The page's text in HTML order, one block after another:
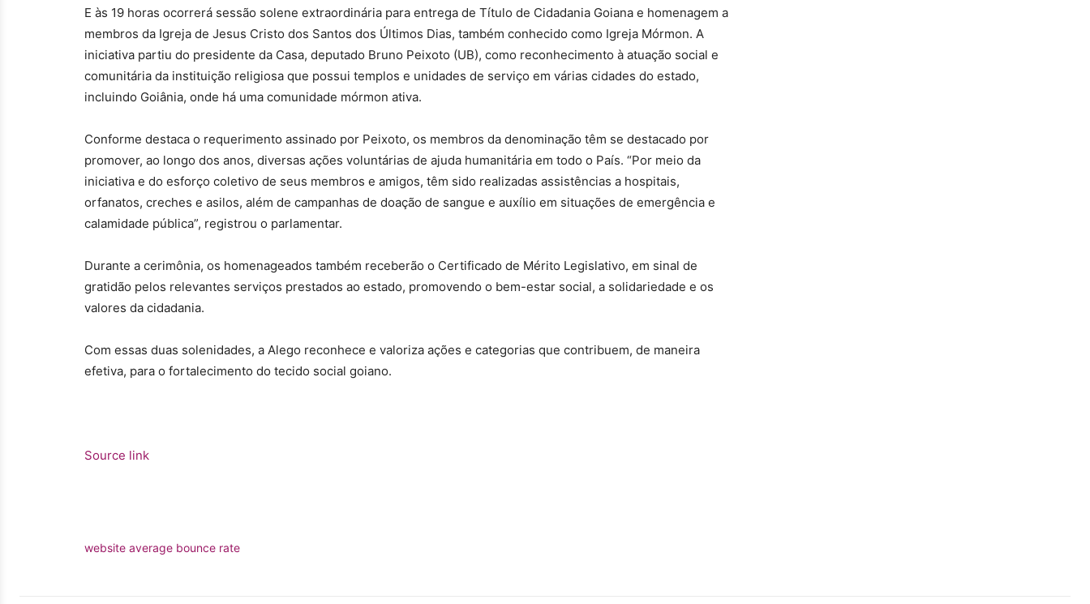
E às 19 horas ocorrerá sessão solene extraordinária para entrega de Título de Cidadania Goiana e homenagem a
membros da Igreja de Jesus Cristo dos Santos dos Últimos Dias, também conhecido como Igreja Mórmon. A
iniciativa partiu do presidente da Casa, deputado Bruno Peixoto (UB), como reconhecimento à atuação social e
comunitária da instituição religiosa que possui templos e unidades de serviço em várias cidades do estado,
incluindo Goiânia, onde há uma comunidade mórmon ativa.
Conforme destaca o requerimento assinado por Peixoto, os membros da denominação têm se destacado por
promover, ao longo dos anos, diversas ações voluntárias de ajuda humanitária em todo o País. “Por meio da
iniciativa e do esforço coletivo de seus membros e amigos, têm sido realizadas assistências a hospitais,
orfanatos, creches e asilos, além de campanhas de doação de sangue e auxílio em situações de emergência e
calamidade pública”, registrou o parlamentar.
Durante a cerimônia, os homenageados também receberão o Certificado de Mérito Legislativo, em sinal de
gratidão pelos relevantes serviços prestados ao estado, promovendo o bem-estar social, a solidariedade e os
valores da cidadania.
Com essas duas solenidades, a Alego reconhece e valoriza ações e categorias que contribuem, de maneira
efetiva, para o fortalecimento do tecido social goiano.
Source link
website average bounce rate